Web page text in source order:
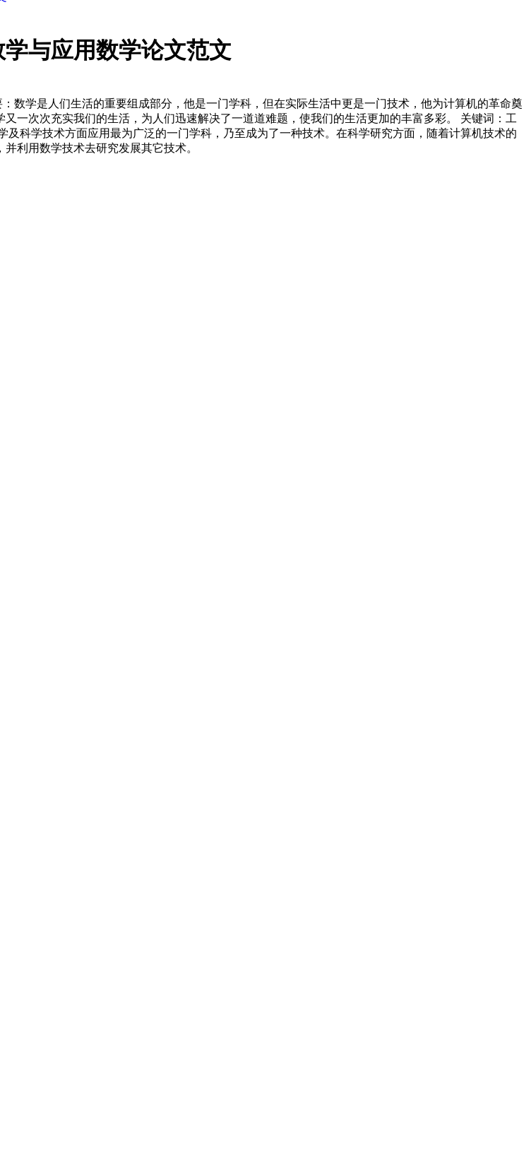
与应用数学论文范文
数学是人们生活的重要组成部分，他是一门学科，但在实际生活中更是一门技术，他为计算机的革命奠
一次次充实我们的生活，为人们迅速解决了一道道难题，使我们的生活更加的丰富多彩。 关键词：工
科学技术方面应用最为广泛的一门学科，乃至成为了一种技术。在科学研究方面，随着计算机技术的
利用数学技术去研究发展其它技术。